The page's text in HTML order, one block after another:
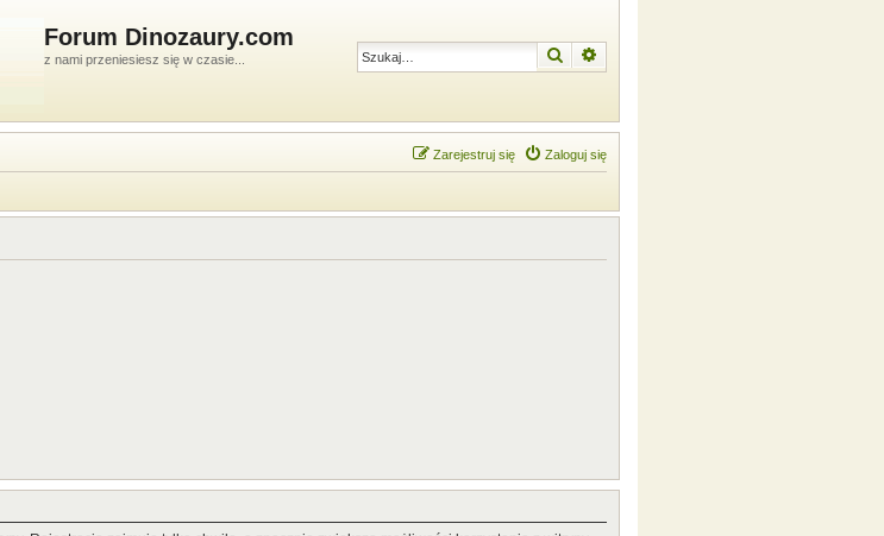
Forum Dinozaury.com
z nami przeniesiesz się w czasie... Szukaj
Zaloguj się
Zarejestruj się